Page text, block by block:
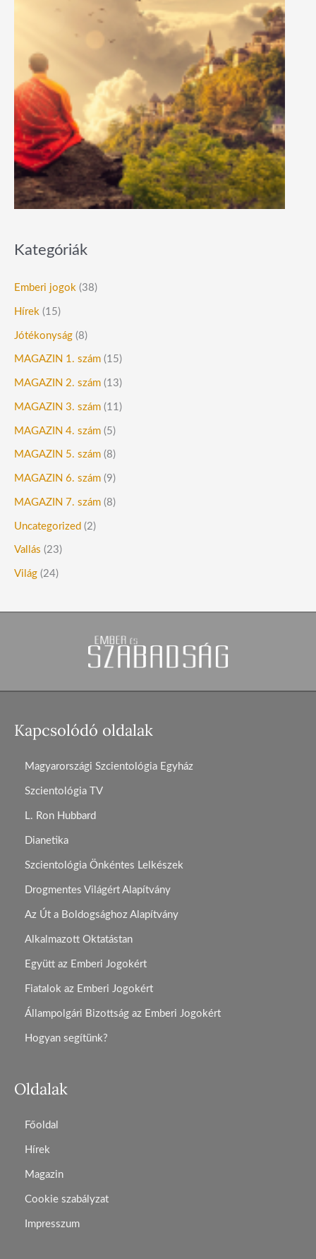
Kategóriák
Emberi jogok (38)
Hírek (15)
Jótékonyság (8)
MAGAZIN 1. szám (15)
MAGAZIN 2. szám (13)
MAGAZIN 3. szám (11)
MAGAZIN 4. szám (5)
MAGAZIN 5. szám (8)
MAGAZIN 6. szám (9)
MAGAZIN 7. szám (8)
Uncategorized (2)
Vallás (23)
Világ (24)
Kapcsolódó oldalak
Magyarországi Szcientológia Egyház
Szcientológia TV
L. Ron Hubbard
Dianetika
Szcientológia Önkéntes Lelkészek
Drogmentes Világért Alapítvány
Az Út a Boldogsághoz Alapítvány
Alkalmazott Oktatástan
Együtt az Emberi Jogokért
Fiatalok az Emberi Jogokért
Állampolgári Bizottság az Emberi Jogokért
Hogyan segítünk?
Oldalak
Főoldal
Hírek
Magazin
Cookie szabályzat
Impresszum